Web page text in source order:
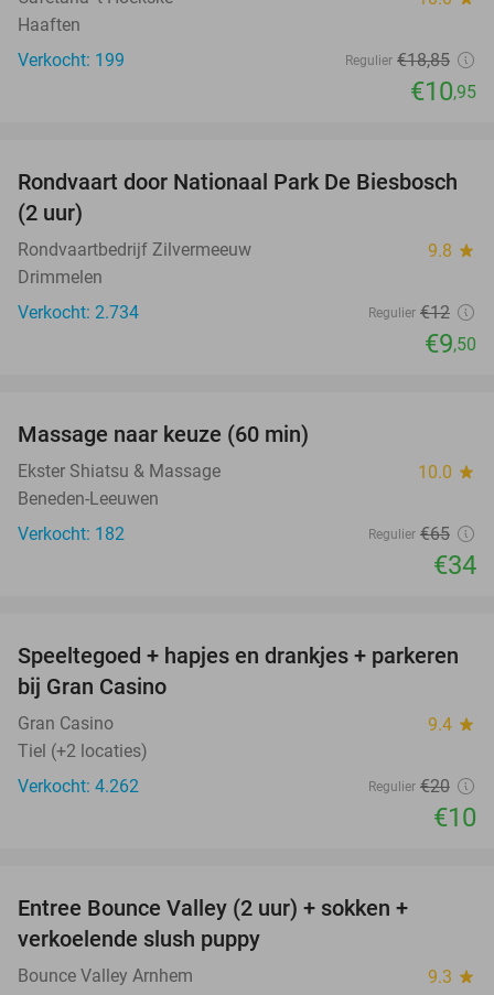
Haaften
Verkocht: 199
Regulier €18,85
€10,95
21%
Rondvaart door Nationaal Park De Biesbosch
(2 uur)
Rondvaartbedrijf Zilvermeeuw 9.8 star
Drimmelen
Verkocht: 2.734
Regulier €12
€9,50
Massage naar keuze (60 min)
Ekster Shiatsu & Massage 10.0 star
Beneden-Leeuwen
Verkocht: 182
Regulier €65
€34
50%
Speeltegoed + hapjes en drankjes + parkeren
bij Gran Casino
Gran Casino 9.4 star
Tiel (+2 locaties)
Verkocht: 4.262
Regulier €20
€10
Entree Bounce Valley (2 uur) + sokken +
verkoelende slush puppy
Bounce Valley Arnhem 9.3 star